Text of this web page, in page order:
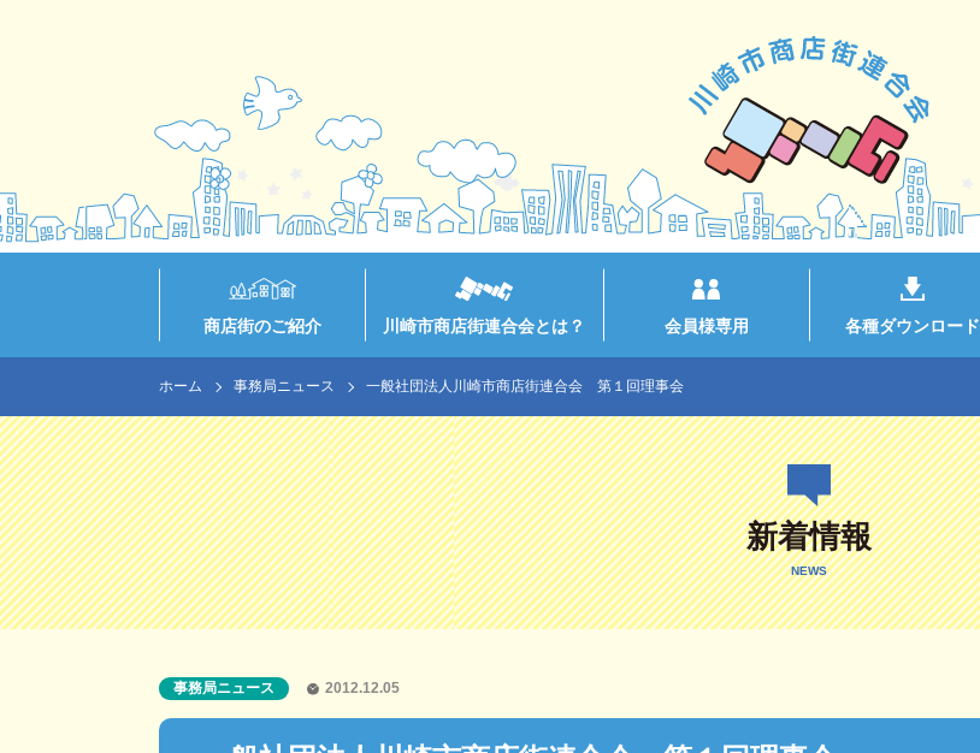
商店街のご紹介 川崎市商店街連合会とは？ 会員様専用 各種ダウンロード
ホーム 事務局ニュース 一般社団法人川崎市商店街連合会 第１回理事会
新着情報
NEWS
事務局ニュース 2012.12.05